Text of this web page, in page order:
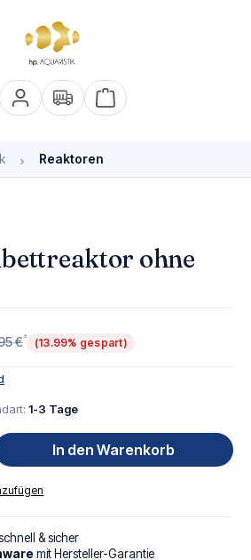
Warenkorb enthält 0
Reaktoren
ohne
€* (13.99% gespart)
1-3 Tage
Gib den gewünschten Wert
In den Warenkorb
& sicher
mit Hersteller-Garantie